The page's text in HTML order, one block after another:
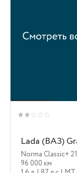
Lada (ВАЗ)
Norma Classic+
96 000 км